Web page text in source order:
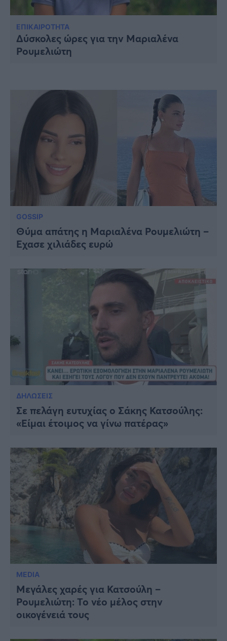
Υγεία
Γυναίκα
Καιρός
Viral
ΕΠΙΚΑΙΡΟΤΗΤΑ
Δύσκολες ώρες για την Μαριαλένα
Ρουμελιώτη
GOSSIP
Θύμα απάτης η Μαριαλένα Ρουμελιώτη –
Έχασε χιλιάδες ευρώ
ΔΗΛΩΣΕΙΣ
Σε πελάγη ευτυχίας ο Σάκης Κατσούλης:
«Είμαι έτοιμος να γίνω πατέρας»
MEDIA
Μεγάλες χαρές για Κατσούλη –
Ρουμελιώτη: Το νέο μέλος στην
οικογένειά τους